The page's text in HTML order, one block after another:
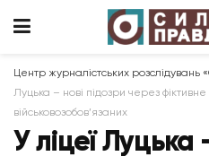
Центр журналістських розслідувань
Луцька – нові підозри через
військовозобов’язаних
У ліцеї Луцька